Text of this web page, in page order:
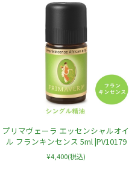
プリマヴェーラ エッセンシャルオイ
ル フランキンセンス 5ml |PV10179
¥4,400(税込)